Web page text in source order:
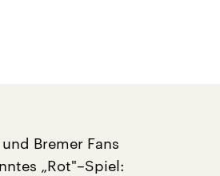
Bremer Fans
„Rot"–Spiel: